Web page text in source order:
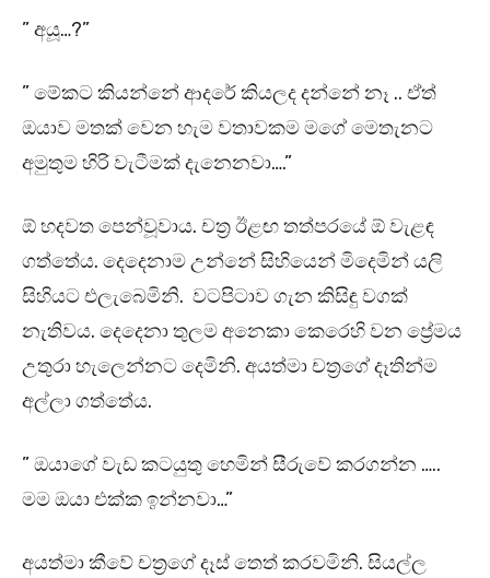
” අයූ…?”
” මේකට කියන්නේ ආදරේ කියලද දන්නේ නෑ .. ඒත්
ඔයාව මතක් වෙන හැම වතාවකම මගේ මෙතැනට
අමුතුම හිරි වැටීමක් දැනෙනවා….”
ඕ හදවත පෙන්වූවාය. චත්‍ර ඊළඟ තත්පරයේ ඕ වැළඳ
ගත්තේය. දෙදෙනාම උන්නේ සිහියෙන් මිදෙමින් යලි
සිහියට එලැබෙමිනි. වටපිටාව ගැන කිසිඳු වගක්
නැතිවය. දෙදෙනා තුලම අනෙකා කෙරෙහි වන ප්‍රේමය
උතුරා හැලෙන්නට දෙමිනි. අයත්මා චත්‍රගේ දෑතින්ම
අල්ලා ගත්තේය.
” ඔයාගේ වැඩ කටයුතු හෙමින් සීරුවේ කරගන්න …..
මම ඔයා එක්ක ඉන්නවා…”
අයත්මා කීවේ චත්‍රගේ දෑස් තෙත් කරවමිනි. සියල්ල